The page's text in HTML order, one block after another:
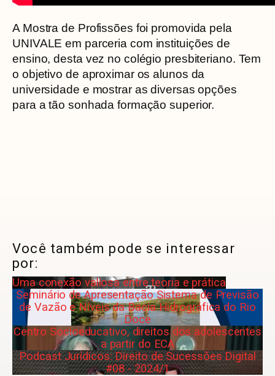
A Mostra de Profissões foi promovida pela
UNIVALE em parceria com instituições de
ensino, desta vez no colégio presbiteriano. Tem
o objetivo de aproximar os alunos da
universidade e mostrar as diversas opções
para a tão sonhada formação superior.
Você também pode se interessar
por:
Uma conexão valiosa entre teoria e prática
Seminário de Apresentação Sistema de Previsão
de Vazão e Níveis da Bacia Hidrográfica do Rio
Doce
Centro Socioeducativo, direitos dos adolescentes
a partir do ECA
Podcast Jurídicos: Direito de Sucessões Digital
#08 - 2024/1